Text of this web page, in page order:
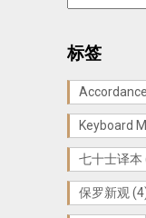
标签
Accordance
Keyboard
七十士译本
保罗新观